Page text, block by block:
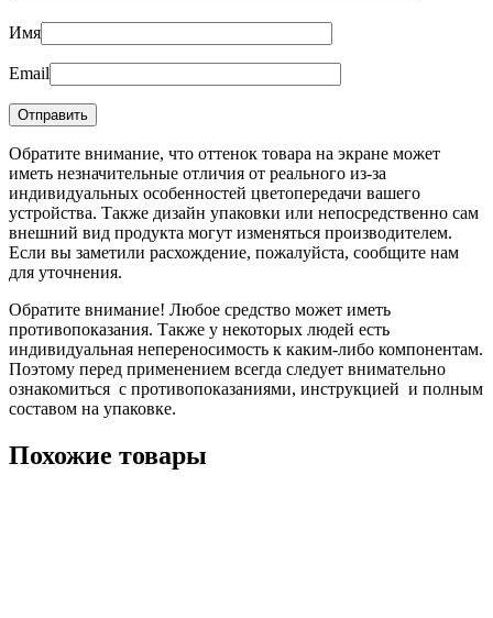
Имя
Email
Обратите внимание, что оттенок товара на экране может
иметь незначительные отличия от реального из-за
индивидуальных особенностей цветопередачи вашего
устройства. Также дизайн упаковки или непосредственно сам
внешний вид продукта могут изменяться производителем.
Если вы заметили расхождение, пожалуйста, сообщите нам
для уточнения.
Обратите внимание! Любое средство может иметь
противопоказания. Также у некоторых людей есть
индивидуальная непереносимость к каким-либо компонентам.
Поэтому перед применением всегда следует внимательно
ознакомиться с противопоказаниями, инструкцией и полным
составом на упаковке.
Похожие товары